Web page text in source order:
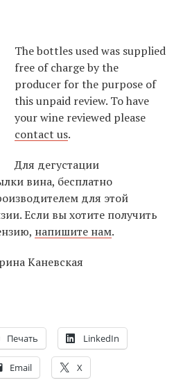
The bottles used was supplied
free of charge by the
producer for the purpose of
this unpaid review. To have
your wine reviewed please
contact us.
Для дегустации
вина, бесплатно
для этой
Если вы хотите получить
напишите нам.
Каневская
Печать LinkedIn
Email X